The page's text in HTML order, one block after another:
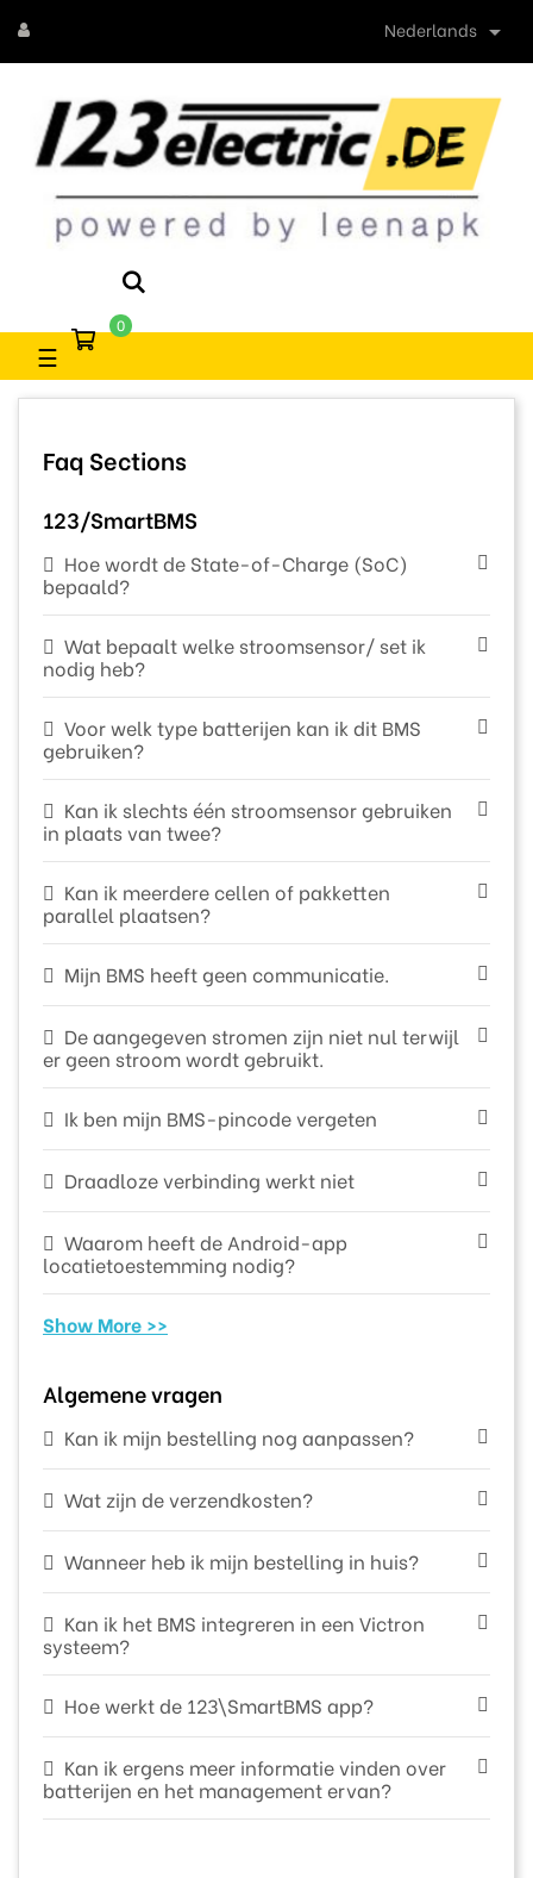
Nederlands 
0
Toggle
navigation
☰
Faq Sections
123/SmartBMS
Hoe wordt de State-of-Charge (SoC)
bepaald?
Wat bepaalt welke stroomsensor/ set ik
nodig heb?
Voor welk type batterijen kan ik dit BMS
gebruiken?
Kan ik slechts één stroomsensor gebruiken
in plaats van twee?
Kan ik meerdere cellen of pakketten
parallel plaatsen?
Mijn BMS heeft geen communicatie.
De aangegeven stromen zijn niet nul terwijl
er geen stroom wordt gebruikt.
Ik ben mijn BMS-pincode vergeten
Draadloze verbinding werkt niet
Waarom heeft de Android-app
locatietoestemming nodig?
Show More >>
Algemene vragen
Kan ik mijn bestelling nog aanpassen?
Wat zijn de verzendkosten?
Wanneer heb ik mijn bestelling in huis?
Kan ik het BMS integreren in een Victron
systeem?
Hoe werkt de 123\SmartBMS app?
Kan ik ergens meer informatie vinden over
batterijen en het management ervan?